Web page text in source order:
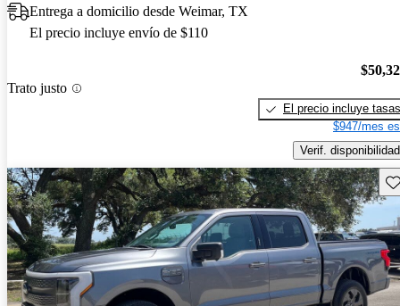
Entrega a domicilio desde Weimar, TX
El precio incluye envío de $110
Trato justo
El precio incluye tasas
$947/mes
Verif. disponibilidad